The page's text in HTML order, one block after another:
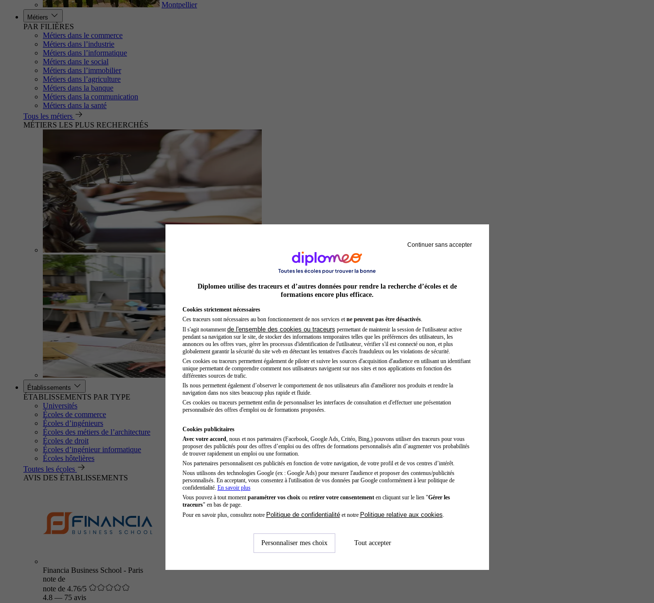
Montpellier
Métiers
PAR FILIÈRES
Métiers dans le commerce
Métiers dans l’industrie
Métiers dans l’informatique
Métiers dans le social
Métiers dans l’immobilier
Métiers dans l’agriculture
Métiers dans la banque
Métiers dans la communication
Métiers dans la santé
Tous les métiers
MÉTIERS LES PLUS RECHERCHÉS
Établissements
ÉTABLISSEMENTS PAR TYPE
Universités
Écoles de commerce
Écoles d’ingénieurs
Écoles des métiers de l’architecture
Écoles de droit
Écoles d’ingénieur informatique
Écoles hôtelières
Toutes les écoles
AVIS DES ÉTABLISSEMENTS
Financia Business School - Paris
note de
note de 4.76/5
4.8 — 75 avis
Continuer sans accepter
Diplomeo utilise des traceurs et d’autres données pour rendre la recherche d’écoles et de
formations encore plus efficace.
Cookies strictement nécessaires
Ces traceurs sont nécessaires au bon fonctionnement de nos services et ne peuvent pas être désactivés.
Il s'agit notamment de l'ensemble des cookies ou traceurs permettant de maintenir la session de l'utilisateur active
pendant sa navigation sur le site, de stocker des informations temporaires telles que les préférences des utilisateurs, les
annonces ou les offres vues, gérer les processus d'identification de l'utilisateur, vérifier s'il est connecté ou non, et plus
globalement garantir la sécurité du site web en détectant les tentatives d'accès frauduleux ou les violations de sécurité.
Ces cookies ou traceurs permettent également de piloter et suivre les sources d'acquisition d'audience en utilisant un identifiant
unique permettant de comprendre comment nos utilisateurs naviguent sur nos sites et nos applications en fonction des
différentes sources de trafic.
Ils nous permettent également d’observer le comportement de nos utilisateurs afin d'améliorer nos produits et rendre la
navigation dans nos sites beaucoup plus rapide et fluide.
Ces cookies ou traceurs permettent enfin de personnaliser les interfaces de consultation et d'effectuer une présentation
personnalisée des offres d'emploi ou de formations proposées.
Cookies publicitaires
Avec votre accord , nous et nos partenaires (Facebook, Google Ads, Critéo, Bing,) pouvons utiliser des traceurs pour vous
proposer des publicités pour des offres d’emploi ou des offres de formations personnalisés afin d’augmenter vos probabilités
de trouver rapidement un emploi ou une formation.
Nos partenaires personnalisent ces publicités en fonction de votre navigation, de votre profil et de vos centres d’intérêt.
Nous utilisons des technologies Google (ex : Google Ads) pour mesurer l'audience et proposer des contenus/publicités
personnalisés. En acceptant, vous consentez à l'utilisation de vos données par Google conformément à leur politique de
confidentialité. En savoir plus
Vous pouvez à tout moment paramétrer vos choixou retirer votre consentementen cliquant sur le lien "Gérer les
traceurs" en bas de page.
Pour en savoir plus, consultez notre Politique de confidentialitéet notre Politique relative aux cookies
Personnaliser mes choix Tout accepter